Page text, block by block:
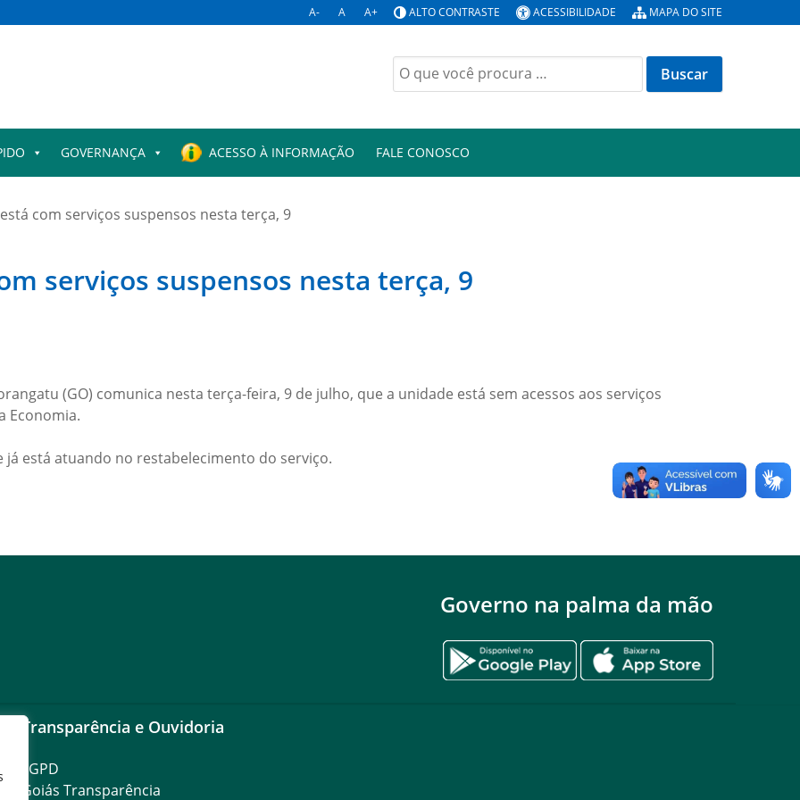
A- A A+ ALTO CONTRASTE ACESSIBILIDADE MAPA DO SITE
GOVERNANÇA ACESSO À INFORMAÇÃO FALE CONOSCO
com serviços suspensos nesta terça, 9
serviços suspensos nesta terça, 9
(GO) comunica nesta terça-feira, 9 de julho, que a unidade está sem acessos aos serviços
Economia.
está atuando no restabelecimento do serviço.
Governo na palma da mão
Transparência e Ouvidoria
LGPD
Goiás Transparência